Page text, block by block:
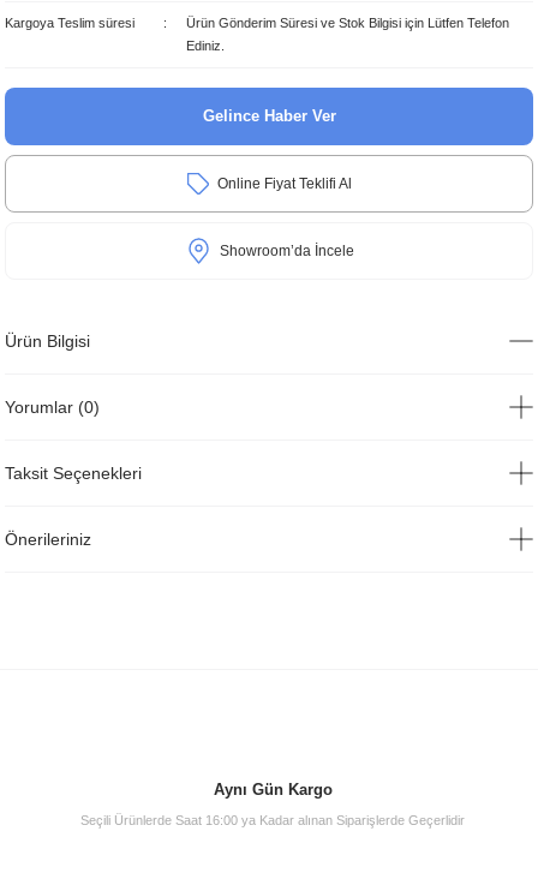
Kargoya Teslim süresi
Ürün Gönderim Süresi ve Stok Bilgisi için Lütfen Telefon
Ediniz.
Gelince Haber Ver
Online Fiyat Teklifi Al
Showroom’da İncele
Ürün Bilgisi
Yorumlar (0)
Taksit Seçenekleri
Önerileriniz
Aynı Gün Kargo
Seçili Ürünlerde Saat 16:00 ya Kadar alınan Siparişlerde Geçerlidir